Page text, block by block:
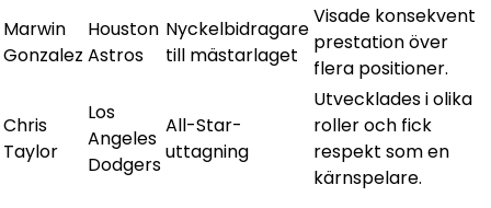
Marwin
Gonzalez
Houston
Astros
Nyckelbidragare
till mästarlaget
Visade konsekvent
prestation över
flera positioner.
Chris
Taylor
Los
Angeles
Dodgers
All-Star-
uttagning
Utvecklades i olika
roller och fick
respekt som en
kärnspelare.